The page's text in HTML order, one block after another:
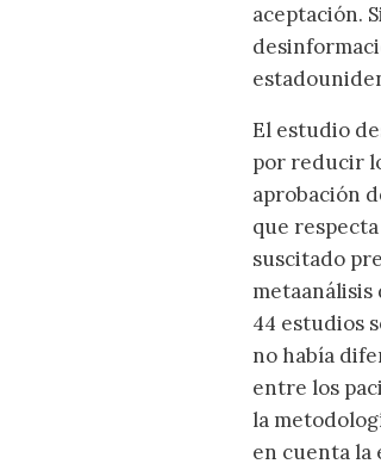
aceptación.
El estudio
por reducir
aprobación
que
suscitado
metaanálisis
44 estudios
no había
entre los
la
en cuenta la